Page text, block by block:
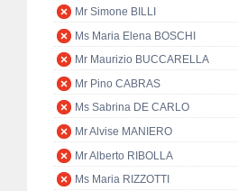
Mr Simone BILLI
Ms Maria Elena BOSCHI
Mr Maurizio BUCCARELLA
Mr Pino CABRAS
Ms Sabrina DE CARLO
Mr Alvise MANIERO
Mr Alberto RIBOLLA
Ms Maria RIZZOTTI